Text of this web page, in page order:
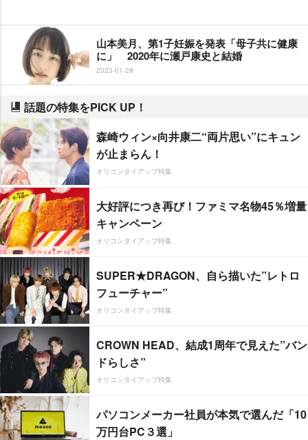
山本美月、第1子妊娠を発表「母子共に健康
に」 2020年に瀬戸康史と結婚
2023-01-29
話題の特集をPICK UP！
森崎ウィン×向井康二“両片思い”にキュン
が止まらん！
オリコンタイアップ特集
大好評につき再び！ファミマ名物45％増量
キャンペーン
オリコンタイアップ特集
SUPER★DRAGON、自ら描いた”レトロ
フューチャー”
オリコンタイアップ特集
CROWN HEAD、結成1周年で見えた”バン
ドらしさ”
オリコンタイアップ特集
パソコンメーカー社員が本気で選んだ「10
万円台PC３選」